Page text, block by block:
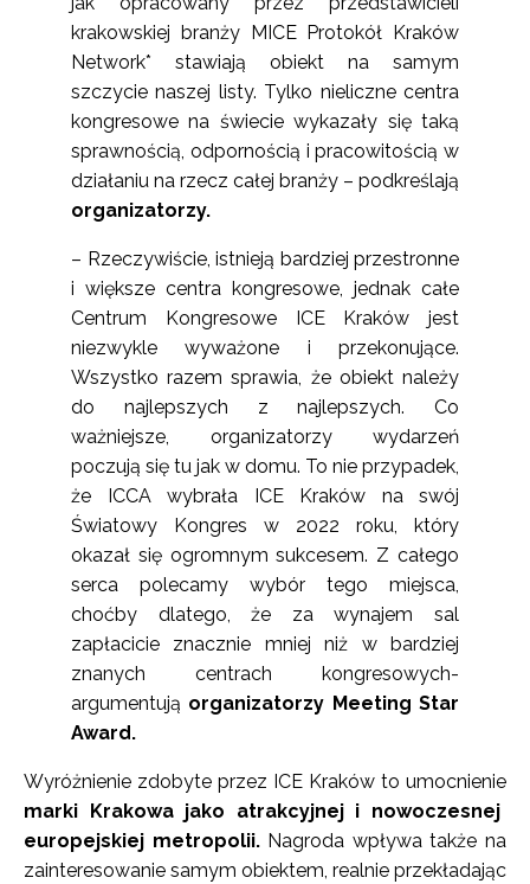
krakowskiej branży MICE Protokół Kraków
Network* stawiają obiekt na samym
szczycie naszej listy. Tylko nieliczne centra
kongresowe na świecie wykazały się taką
sprawnością, odpornością i pracowitością w
działaniu na rzecz całej branży – podkreślają
organizatorzy.
– Rzeczywiście, istnieją bardziej przestronne
i większe centra kongresowe, jednak całe
Centrum Kongresowe ICE Kraków jest
niezwykle wyważone i przekonujące.
Wszystko razem sprawia, że obiekt należy
do najlepszych z najlepszych. Co
ważniejsze, organizatorzy wydarzeń
poczują się tu jak w domu. To nie przypadek,
że ICCA wybrała ICE Kraków na swój
Światowy Kongres w 2022 roku, który
okazał się ogromnym sukcesem. Z całego
serca polecamy wybór tego miejsca,
choćby dlatego, że za wynajem sal
zapłacicie znacznie mniej niż w bardziej
znanych centrach kongresowych-
argumentują organizatorzy Meeting Star
Award.
Wyróżnienie zdobyte przez ICE Kraków to umocnienie
marki Krakowa jako atrakcyjnej i nowoczesnej
europejskiej metropolii. Nagroda wpływa także na
zainteresowanie samym obiektem, realnie przekładając